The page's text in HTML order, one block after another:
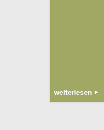
weiterlesen